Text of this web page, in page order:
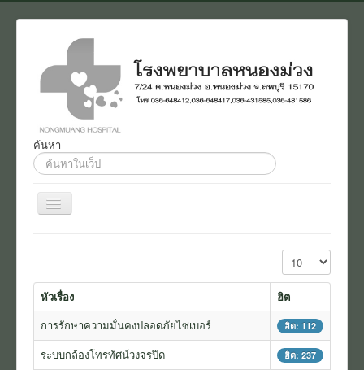
ค้นหา
ค้นหา...
สลับ
เน
ติดต่อ
เกี่ยวกับเรา
แบบสอบถาม
แสดง #
หัวเรื่อง
ฮิต
การรักษาความมั่นคงปลอดภัยไซเบอร์
ฮิต: 112
ระบบกล้องโทรทัศน์วงจรปิด ฮิต: 237